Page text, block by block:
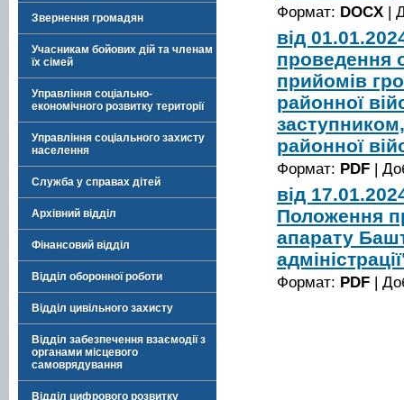
Звернення громадян
Учасникам бойових дій та членам
їх сімей
Управління соціально-
економічного розвитку території
Управління соціального захисту
населення
Служба у справах дітей
Архівний відділ
Фінансовий відділ
Відділ оборонної роботи
Відділ цивільного захисту
Відділ забезпечення взаємодії з
органами місцевого
самоврядування
Відділ цифрового розвитку
Формат: DOCX |
від
проведення
прийомів
районної
районної
Формат: PDF |
від
Положення
апарату
Формат: PDF |